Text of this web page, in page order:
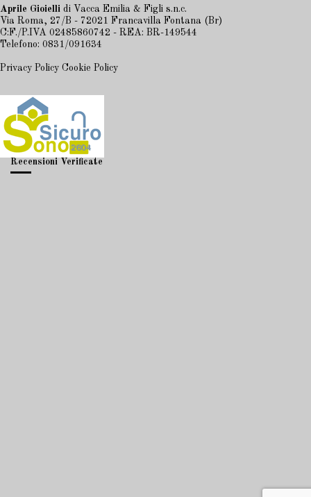
Aprile Gioielli di Vacca Emilia & Figli s.n.c.
Via Roma, 27/B - 72021 Francavilla Fontana (Br)
C:F./P.IVA 02485860742 - REA: BR-149544
Telefono: 0831/091634
Privacy Policy Cookie Policy
Recensioni Verificate